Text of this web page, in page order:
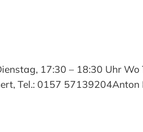
17:30 – 18:30 Uhr
Tel.: 0157 57139204Anton